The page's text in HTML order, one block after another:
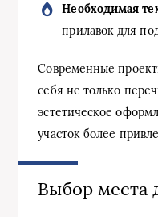
Необходимая
прилавок для
Современные
себя не только
эстетическое
участок более
Выбор места